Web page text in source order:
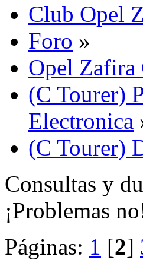
Club Opel
Foro »
Opel Zafira
(C Tourer)
Electronica
(C Tourer)
Consultas y
¡Problemas
Páginas: 1 [2]